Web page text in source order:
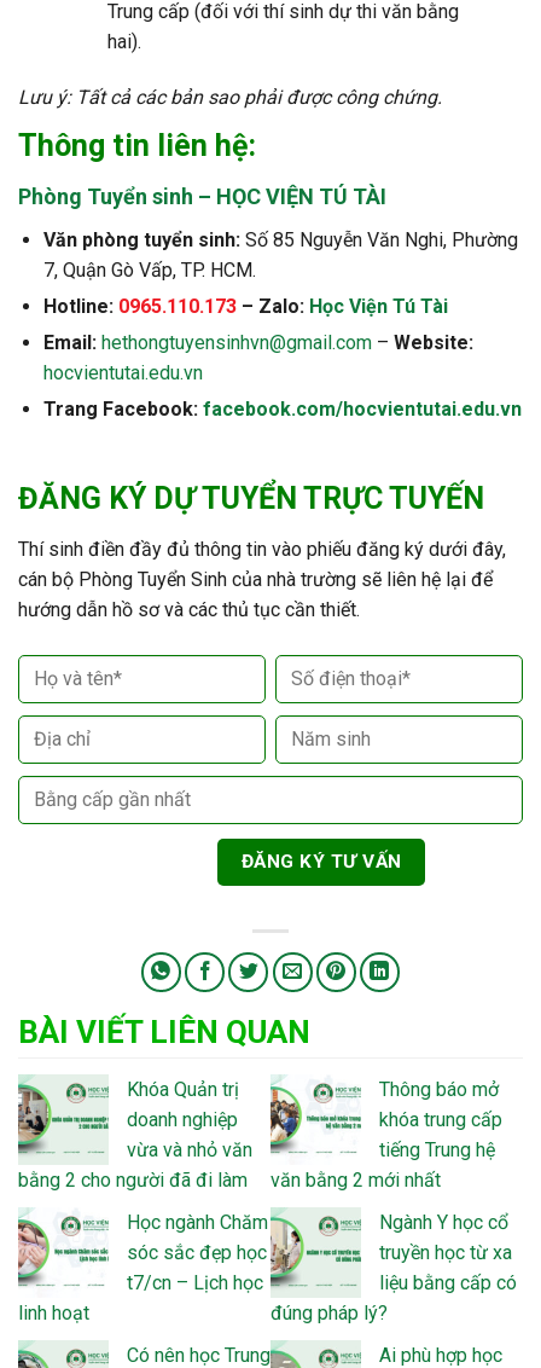
Trung cấp (đối với thí sinh dự thi văn bằng
hai).
Lưu ý: Tất cả các bản sao phải được công chứng.
Thông tin liên hệ:
Phòng Tuyển sinh – HỌC VIỆN TÚ TÀI
Văn phòng tuyển sinh:Số 85 Nguyễn Văn Nghi, Phường
7, Quận Gò Vấp, TP. HCM.
Hotline: 0965.110.173– Zalo: Học Viện Tú Tài
Email: hethongtuyensinhvn@gmail.com– Website:
hocvientutai.edu.vn
Trang Facebook: facebook.com/hocvientutai.edu.vn
ĐĂNG KÝ DỰ TUYỂN TRỰC TUYẾN
Thí sinh điền đầy đủ thông tin vào phiếu đăng ký dưới đây,
cán bộ Phòng Tuyển Sinh của nhà trường sẽ liên hệ lại để
hướng dẫn hồ sơ và các thủ tục cần thiết.
BÀI VIẾT LIÊN QUAN
Khóa Quản trị
doanh nghiệp
vừa và nhỏ văn
bằng 2 cho người đã đi làm
Thông báo mở
khóa trung cấp
tiếng Trung hệ
văn bằng 2 mới nhất
Học ngành Chăm
sóc sắc đẹp học
t7/cn – Lịch học
linh hoạt
Ngành Y học cổ
truyền học từ xa
liệu bằng cấp có
đúng pháp lý?
Có nên học Trung
Ai phù hợp học